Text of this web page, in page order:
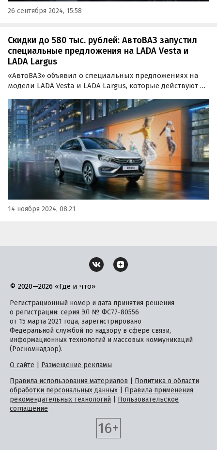
26 сентября 2024, 15:58
Скидки до 580 тыс. рублей: АвтоВАЗ запустил
специальные предложения на LADA Vesta и
LADA Largus
«АвтоВАЗ» объявил о специальных предложениях на
модели LADA Vesta и LADA Largus, которые действуют до
LADA Vesta SW Cross с автоматической трансмиссией
можно со скидкой до 580 тыс. рублей.
14 ноября 2024, 08:21
© 2020—2026 «Где и что»
Регистрационный номер и дата принятия решения
о регистрации: серия ЭЛ № ФС77-80556
от 15 марта 2021 года, зарегистрировано
Федеральной службой по надзору в сфере связи,
информационных технологий и массовых коммуникаций
(Роскомнадзор).
О сайте
Размещение рекламы
Правила использования материалов
Политика в области
обработки персональных данных
Правила применения
рекомендательных технологий
Пользовательское
соглашение
16+